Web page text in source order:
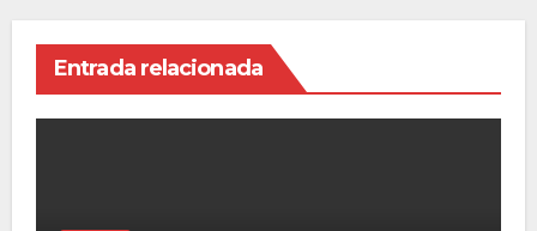
Entrada relacionada